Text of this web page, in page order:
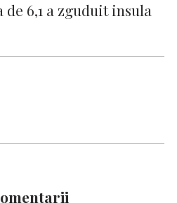
6,1 a zguduit insula